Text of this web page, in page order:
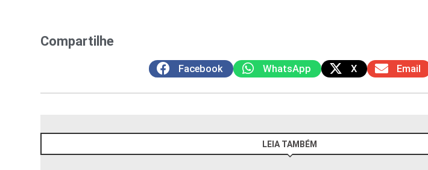
Compartilhe
Facebook WhatsApp X Email
LEIA TAMBÉM